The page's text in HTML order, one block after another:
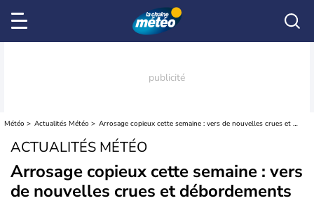
Météo Actualités Météo Arrosage copieux cette semaine : vers de nouvelles crues et débordements
ACTUALITÉS MÉTÉO
Arrosage copieux cette semaine : vers
de nouvelles crues et débordements